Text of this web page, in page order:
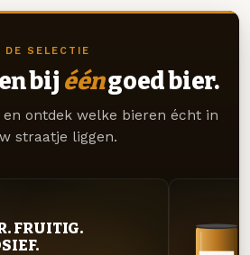
DE SELECTIE
bij ééngoed bier.
en ontdek welke bieren écht in
straatje liggen.
FRUITIG.